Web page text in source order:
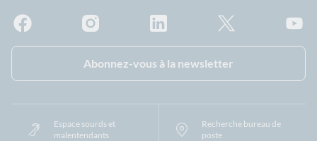
Abonnez-vous à la newsletter
Espace sourds et
malentendants
Recherche bureau de
poste